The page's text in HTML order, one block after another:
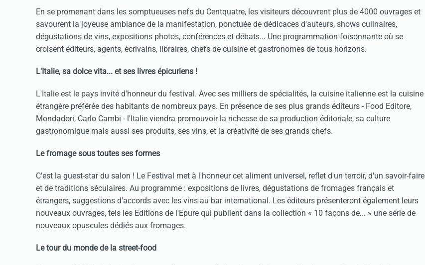
En se promenant dans les somptueuses nefs du Centquatre, les visiteurs découvrent plus de 4000 ouvrages et
savourent la joyeuse ambiance de la manifestation, ponctuée de dédicaces d'auteurs, shows culinaires,
dégustations de vins, expositions photos, conférences et débats... Une programmation foisonnante où se
croisent éditeurs, agents, écrivains, libraires, chefs de cuisine et gastronomes de tous horizons.
L'Italie, sa dolce vita... et ses livres épicuriens !
L'Italie est le pays invité d'honneur du festival. Avec ses milliers de spécialités, la cuisine italienne est la cuisine
étrangère préférée des habitants de nombreux pays. En présence de ses plus grands éditeurs - Food Editore,
Mondadori, Carlo Cambi - l'Italie viendra promouvoir la richesse de sa production éditoriale, sa culture
gastronomique mais aussi ses produits, ses vins, et la créativité de ses grands chefs.
Le fromage sous toutes ses formes
C'est la guest-star du salon ! Le Festival met à l'honneur cet aliment universel, reflet d'un terroir, d'un savoir-faire
et de traditions séculaires. Au programme : expositions de livres, dégustations de fromages français et
étrangers, suggestions d'accords avec les vins au bar international. Les éditeurs présenteront également leurs
nouveaux ouvrages, tels les Editions de l'Epure qui publient dans la collection « 10 façons de... » une série de
nouveaux opuscules dédiés aux fromages.
Le tour du monde de la street-food